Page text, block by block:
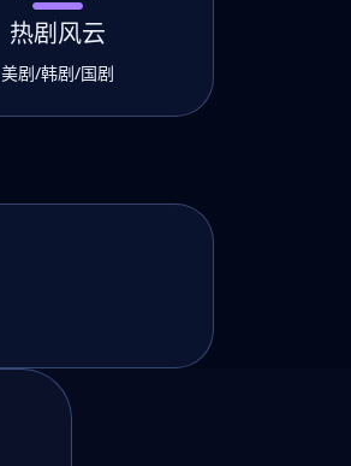
热剧风云
美剧/韩剧/国剧